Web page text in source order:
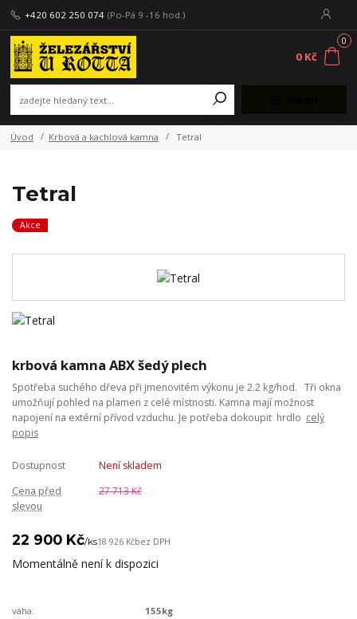
+420 602 250 074 (Po-Pá 9 -16 hod.)
0
0 Kč
Úvod Krbová a kachlová kamna Tetral
Tetral
Akce
krbová kamna ABX šedý plech
Spotřeba suchého dřeva při jmenovitém výkonu je 2.2 kg/hod. Tři okna
umožňují pohled na plamen z celé místnosti. Kamna mají možnost
napojení na extérní přívod vzduchu. Je potřeba dokoupit hrdlo celý
popis
Dostupnost
Není skladem
Cena před
slevou
27 713 Kč
22 900 Kč/ks18 926 Kčbez DPH
Momentálně není k dispozici
váha:
155kg